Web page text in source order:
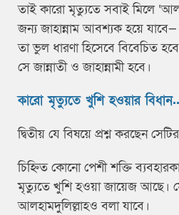
তাই কারো মৃত্যুতে সবাই মিলে
জন্য জাহান্নাম আবশ্যক হয়ে
তা ভুল ধারণা হিসেবে বিবেচিত
সে জান্নাতী ও জাহান্নামী হবে।
কারো মৃত্যুতে খুশি হওয়ার
দ্বিতীয় যে বিষয়ে প্রশ্ন করছেন
চিহ্নিত কোনো পেশী শক্তি
মৃত্যুতে খুশি হওয়া জায়েজ আছে।
আলহামদুলিল্লাহও বলা যাবে।